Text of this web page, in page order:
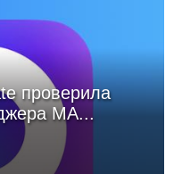
проверила
МА...